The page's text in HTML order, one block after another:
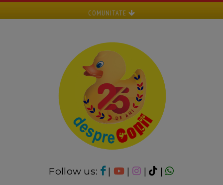
COMUNITATE
Follow us: | | |
|